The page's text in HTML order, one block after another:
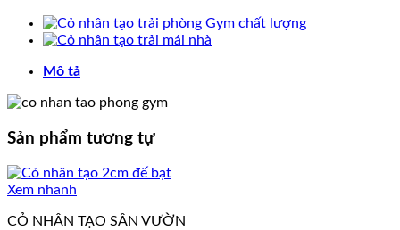
Mô tả
Sản phẩm tương tự
Xem nhanh
CỎ NHÂN TẠO SÂN VƯỜN